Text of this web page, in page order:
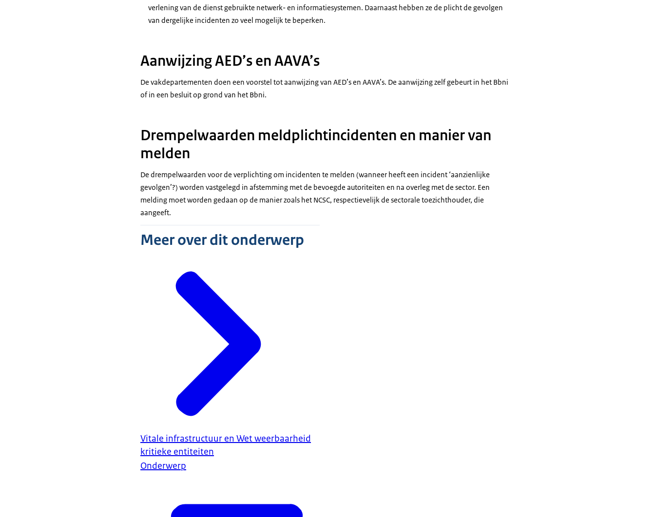
verlening van de dienst gebruikte netwerk- en informatiesystemen. Daarnaast hebben ze de plicht de gevolgen
van dergelijke incidenten zo veel mogelijk te beperken.
Aanwijzing AED’s en AAVA’s
De vakdepartementen doen een voorstel tot aanwijzing van AED’s en AAVA’s. De aanwijzing zelf gebeurt in het Bbni
of in een besluit op grond van het Bbni.
Drempelwaarden meldplichtincidenten en manier van
melden
De drempelwaarden voor de verplichting om incidenten te melden (wanneer heeft een incident ‘aanzienlijke
gevolgen’?) worden vastgelegd in afstemming met de bevoegde autoriteiten en na overleg met de sector. Een
melding moet worden gedaan op de manier zoals het NCSC, respectievelijk de sectorale toezichthouder, die
aangeeft.
Meer over dit onderwerp
Vitale infrastructuur en Wet weerbaarheid
kritieke entiteiten
Onderwerp